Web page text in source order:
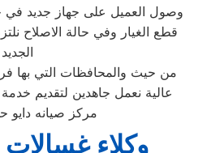
وصول العميل على جهاز جديد في
قطع الغيار وفي حالة الاصلاح
الجديد
من حيث والمحافظات التي بها
عالية نعمل جاهدين لتقديم خدمة
مركز صيانه دايو
وكلاء